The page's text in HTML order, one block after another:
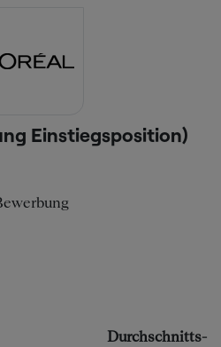
Einstiegsposition)
Durchschnitts-